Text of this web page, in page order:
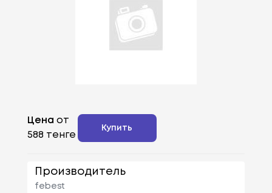
Цена от
588 тенге
Купить
Производитель
febest